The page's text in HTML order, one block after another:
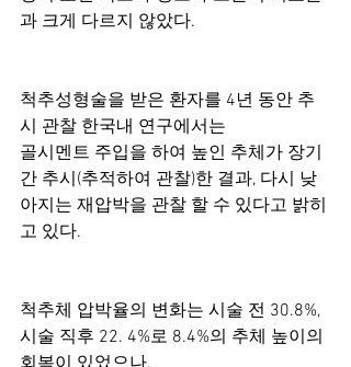
과 크게 다르지 않았다.
척추성형술을 받은 환자를 4년 동안 추
시 관찰 한국내 연구에서는
골시멘트 주입을 하여 높인 추체가 장기
간 추시(추적하여 관찰)한 결과, 다시 낮
아지는 재압박을 관찰 할 수 있다고 밝히
고 있다.
척추체 압박율의 변화는 시술 전 30.8%,
시술 직후 22. 4%로 8.4%의 추체 높이의